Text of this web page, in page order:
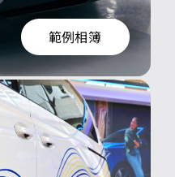
範例相簿